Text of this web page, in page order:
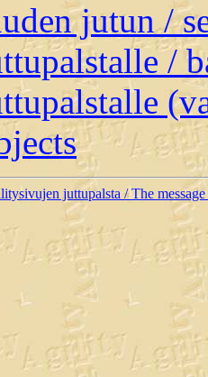
jutun /
/
juttupalsta / The